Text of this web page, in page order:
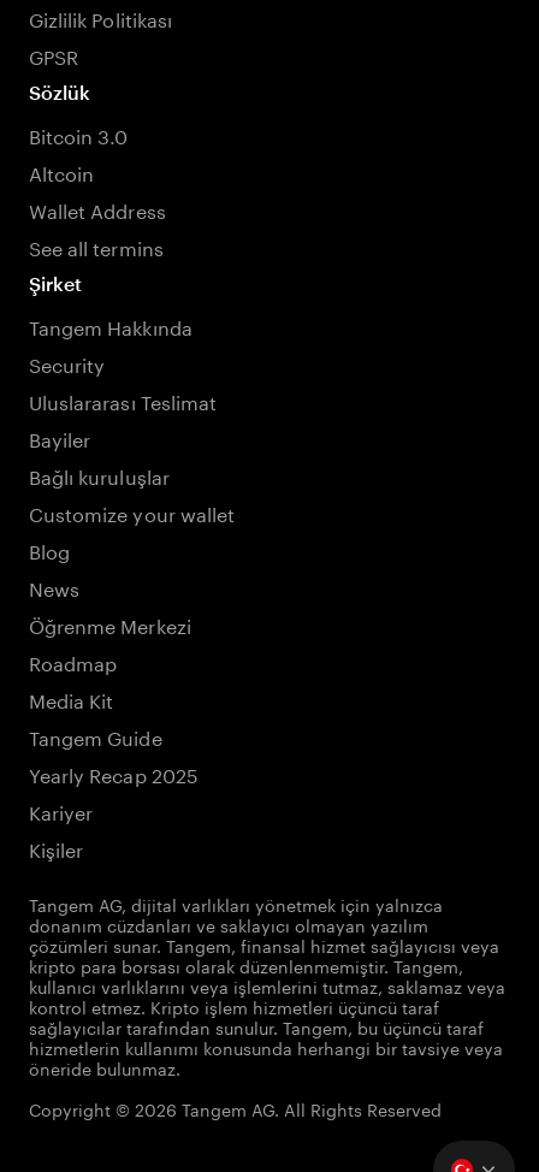
Gizlilik Politikası
GPSR
Sözlük
Bitcoin 3.0
Altcoin
Wallet Address
See all termins
Şirket
Tangem Hakkında
Security
Uluslararası Teslimat
Bayiler
Bağlı kuruluşlar
Customize your wallet
Blog
News
Öğrenme Merkezi
Roadmap
Media Kit
Tangem Guide
Yearly Recap 2025
Kariyer
Kişiler
Tangem AG, dijital varlıkları yönetmek için yalnızca
donanım cüzdanları ve saklayıcı olmayan yazılım
çözümleri sunar. Tangem, finansal hizmet sağlayıcısı veya
kripto para borsası olarak düzenlenmemiştir. Tangem,
kullanıcı varlıklarını veya işlemlerini tutmaz, saklamaz veya
kontrol etmez. Kripto işlem hizmetleri üçüncü taraf
sağlayıcılar tarafından sunulur. Tangem, bu üçüncü taraf
hizmetlerin kullanımı konusunda herhangi bir tavsiye veya
öneride bulunmaz.